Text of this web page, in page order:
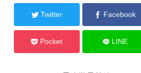
Twitter Facebook
Pocket LINE